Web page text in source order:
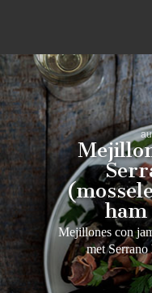
Mejillones con
met